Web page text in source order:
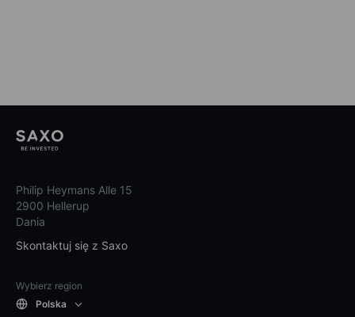
Philip Heymans Alle 15
2900 Hellerup
Dania
Skontaktuj się z Saxo
Wybierz region
Polska